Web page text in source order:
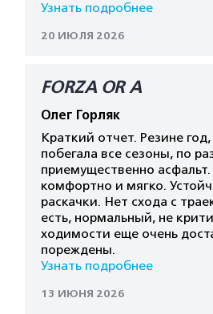
Узнать подробнее
20 ИЮЛЯ 2026
FORZA OR A
Олег Горляк
Краткий отчет. Резине
побегала все сезоны, по
приемущественно
комфортно и мягко.
раскачки. Нет схода с
есть, нормальный, не
ходимости еще очень
пореждены.
Узнать подробнее
13 ИЮНЯ 2026